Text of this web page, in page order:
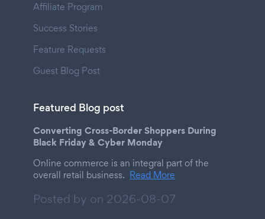
Affiliate Program
Success Stories
Feature Requests
Guest Blog Post
Featured Blog post
Converting Cross-Border Shoppers During
Black Friday & Cyber Monday
Online commerce is an integral part of the
overall retail business. Read More
Posted by on 2026-08-07